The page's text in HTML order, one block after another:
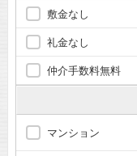
敷金なし
礼金なし
仲介手数料無料
マンション